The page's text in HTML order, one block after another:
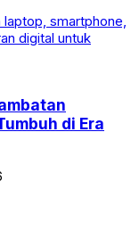
di Era